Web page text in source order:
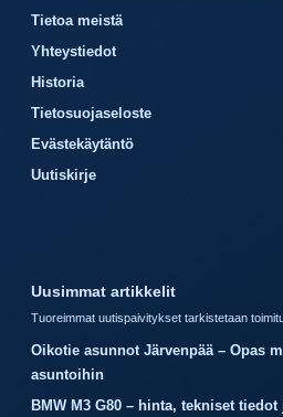
Tietoa meistä
Yhteystiedot
Historia
Tietosuojaseloste
Evästekäytäntö
Uutiskirje
Uusimmat artikkelit
Tuoreimmat uutispaivitykset tarkistetaan
Oikotie asunnot Järvenpää – Opas
asuntoihin
BMW M3 G80 – hinta, tekniset